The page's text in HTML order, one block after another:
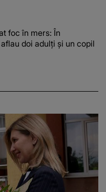
foc în mers: În
doi adulți și un copil